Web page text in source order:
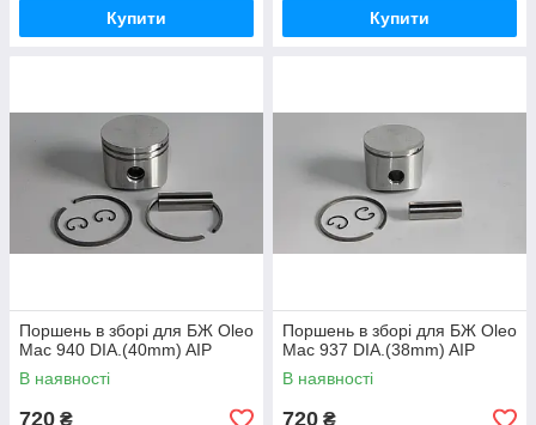
Купити Купити
Поршень в зборі для БЖ Oleo
Mac 940 DIA.(40mm) AIP
В наявності
720 ₴
Поршень в зборі для БЖ Oleo
Mac 937 DIA.(38mm) AIP
В наявності
720 ₴